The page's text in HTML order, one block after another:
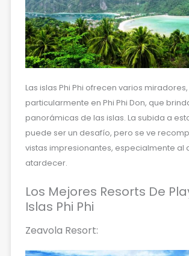
Las islas Phi Phi ofrecen varios miradores,
particularmente en Phi Phi Don, que
panorámicas de las islas. La subida a
puede ser un desafío, pero se ve
vistas impresionantes, especialmente al
atardecer.
Los Mejores Resorts De
Islas Phi Phi
Zeavola Resort: